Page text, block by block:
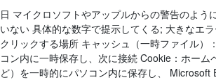
マイクロソフトやアップルからの警告のよ
ない 具体的な数字で提示してくる; 大きなエ
リックする場所 キャッシュ（一時ファイル
ン内に一時保存し、次に接続 Cookie：ホー
）を一時的にパソコン内に保存し、 Microsoft